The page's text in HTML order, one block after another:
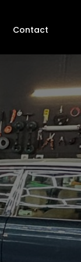
Contact